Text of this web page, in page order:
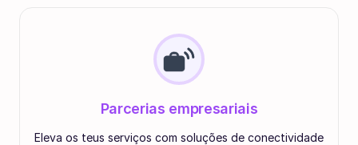
Parcerias empresariais
Eleva os teus serviços com soluções de conectividade